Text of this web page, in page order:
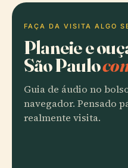
FAÇA DA VISITA ALGO
Planeie e
São Paulo
Guia de áudio no
navegador. Pensado
realmente visita.